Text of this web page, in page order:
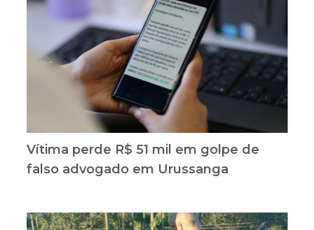
Vítima perde R$ 51 mil em golpe de
falso advogado em Urussanga